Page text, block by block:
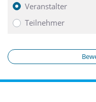
Veranstalter
Teilnehmer